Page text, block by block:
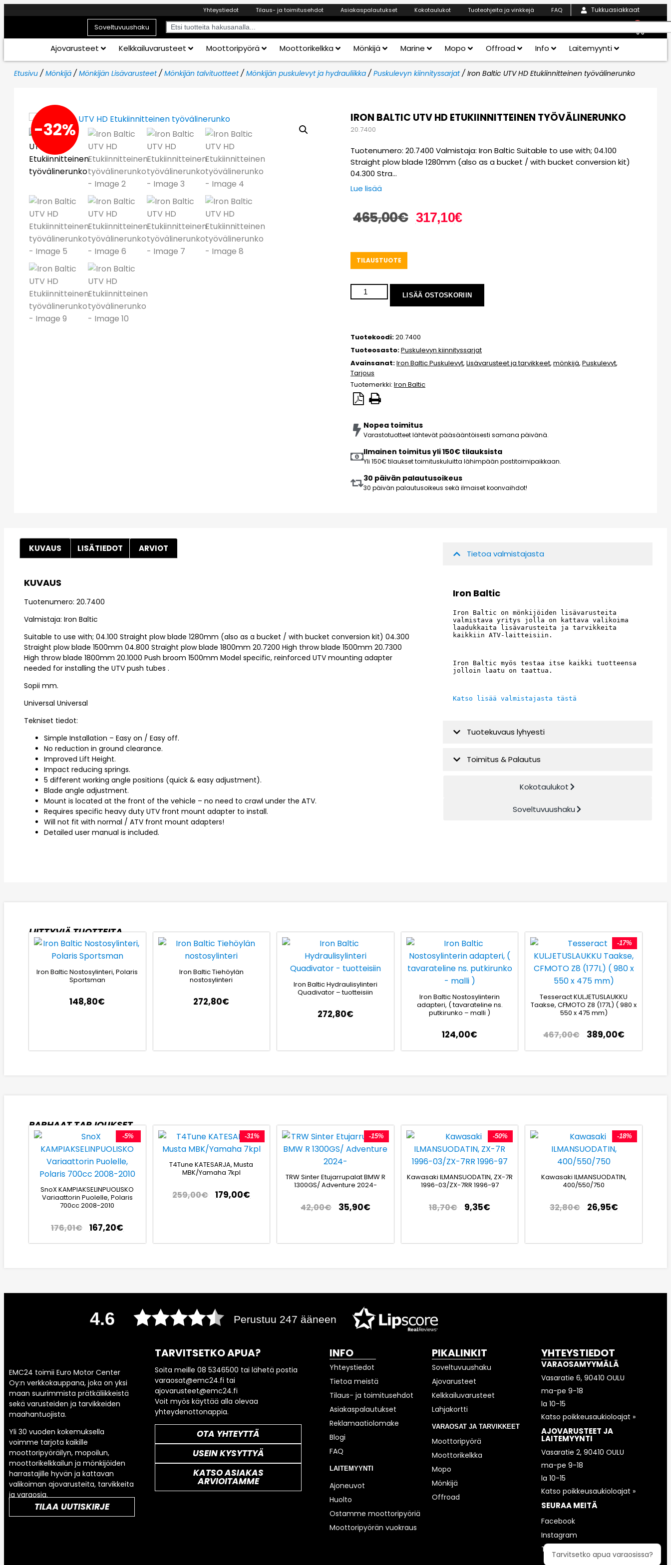
Yhteystiedot Tilaus- ja toimitusehdot Asiakaspalautukset Kokotaulukot Tuoteohjeita ja vinkkejä FAQ Tukkuasiakkaat
Soveltuvuushaku 0
Ajovarusteet Kelkkailuvarusteet Moottoripyörä Moottorikelkka Mönkijä Marine Mopo Offroad Info Laitemyynti
Etusivu / Mönkijä / Mönkijän Lisävarusteet/ Mönkijän talvituotteet/ Mönkijän puskulevyt ja hydrauliikka / Puskulevyn kiinnityssarjat/ Iron Baltic UTV HD Etukiinnitteinen työvälinerunko
-32%
IRON BALTIC UTV HD ETUKIINNITTEINEN TYÖVÄLINERUNKO
20.7400
Tuotenumero: 20.7400 Valmistaja: Iron Baltic Suitable to use with; 04.100
Straight plow blade 1280mm (also as a bucket / with bucket conversion kit)
04.300 Stra…
Lue lisää
465,00€ 317,10€
TILAUSTUOTE
LISÄÄ OSTOSKORIIN
Tuotekoodi:20.7400
Tuoteosasto:Puskulevyn kiinnityssarjat
Avainsanat:Iron Baltic Puskulevyt, Lisävarusteet ja tarvikkeet, mönkijä, Puskulevyt,
Tarjous
Tuotemerkki: Iron Baltic
Nopea toimitus
Varastotuotteet lähtevät pääsääntöisesti samana päivänä.
Ilmainen toimitus yli 150€ tilauksista
Yli 150€ tilaukset toimituskuluitta lähimpään postitoimipaikkaan.
30 päivän palautusoikeus
30 päivän palautusoikeus sekä ilmaiset koonvaihdot!
KUVAUS LISÄTIEDOT ARVIOT
KUVAUS
Tuotenumero: 20.7400
Valmistaja: Iron Baltic
Suitable to use with; 04.100 Straight plow blade 1280mm (also as a bucket / with bucket conversion kit) 04.300
Straight plow blade 1500mm 04.800 Straight plow blade 1800mm 20.7200 High throw blade 1500mm 20.7300
High throw blade 1800mm 20.1000 Push broom 1500mm Model specific, reinforced UTV mounting adapter
needed for installing the UTV push tubes .
Sopii mm.
Universal Universal
Tekniset tiedot:
Simple Installation – Easy on / Easy off.
No reduction in ground clearance.
Improved Lift Height.
Impact reducing springs.
5 different working angle positions (quick & easy adjustment).
Blade angle adjustment.
Mount is located at the front of the vehicle – no need to crawl under the ATV.
Requires specific heavy duty UTV front mount adapter to install.
Will not fit with normal / ATV front mount adapters!
Detailed user manual is included.
Tietoa valmistajasta
Iron Baltic
Iron Baltic on mönkijöiden lisävarusteita
valmistava yritys jolla on kattava valikoima
laadukkaita lisävarusteita ja tarvikkeita
kaikkiin ATV-laitteisiin.
Iron Baltic myös testaa itse kaikki tuotteensa
jolloin laatu on taattua.
Katso lisää valmistajasta tästä
Tuotekuvaus lyhyesti
Toimitus & Palautus
Kokotaulukot
Soveltuvuushaku
LIITTYVIÄ TUOTTEITA
Iron Baltic Nostosylinteri, Polaris
Sportsman
148,80€
Iron Baltic Tiehöylän
nostosylinteri
272,80€
Iron Baltic Hydraulisylinteri
Quadivator – tuotteisiin
272,80€
Iron Baltic Nostosylinterin
adapteri, ( tavarateline ns.
putkirunko – malli )
124,00€
-17%
Tesseract KULJETUSLAUKKU
Taakse, CFMOTO Z8 (177L) ( 980 x
550 x 475 mm)
467,00€ 389,00€
PARHAAT TARJOUKSET
-5%
SnoX KAMPIAKSELINPUOLISKO
Variaattorin Puolelle, Polaris
700cc 2008-2010
176,01€ 167,20€
-31%
T4Tune KATESARJA, Musta
MBK/Yamaha 7kpl
259,00€ 179,00€
-15%
TRW Sinter Etujarrupalat BMW R
1300GS/ Adventure 2024-
42,00€ 35,90€
-50%
Kawasaki ILMANSUODATIN, ZX-7R
1996-03/ZX-7RR 1996-97
18,70€ 9,35€
-18%
Kawasaki ILMANSUODATIN,
400/550/750
32,80€ 26,95€
4.6 Perustuu 247 ääneen
EMC24 toimii Euro Motor Center
Oy:n verkkokauppana, joka on yksi
maan suurimmista prätkäliikkeistä
sekä varusteiden ja tarvikkeiden
maahantuojista.
Yli 30 vuoden kokemuksella
voimme tarjota kaikille
moottoripyöräilyn, mopoilun,
moottorikelkkailun ja mönkijöiden
harrastajille hyvän ja kattavan
valikoiman ajovarusteita, tarvikkeita
ja varaosia.
TILAA UUTISKIRJE
TARVITSETKO APUA?
Soita meille 08 5346500 tai lähetä postia
varaosat@emc24.fi tai
ajovarusteet@emc24.fi
Voit myös käyttää alla olevaa
yhteydenottonappia.
OTA YHTEYTTÄ
USEIN KYSYTTYÄ
KATSO ASIAKAS
ARVIOITAMME
INFO
Yhteystiedot
Tietoa meistä
Tilaus- ja toimitusehdot
Asiakaspalautukset
Reklamaatiolomake
Blogi
FAQ
LAITEMYYNTI
Ajoneuvot
Huolto
Ostamme moottoripyöriä
Moottoripyörän vuokraus
PIKALINKIT
Soveltuvuushaku
Ajovarusteet
Kelkkailuvarusteet
Lahjakortti
VARAOSAT JA TARVIKKEET
Moottoripyörä
Moottorikelkka
Mopo
Mönkijä
Offroad
YHTEYSTIEDOT
VARAOSAMYYMÄLÄ
Vasaratie 6, 90410 OULU
ma-pe 9-18
la 10-15
Katso poikkeusaukioloajat »
AJOVARUSTEET JA
LAITEMYYNTI
Vasaratie 2, 90410 OULU
ma-pe 9-18
la 10-15
Katso poikkeusaukioloajat »
SEURAA MEITÄ
Facebook
Instagram
TikTok
Tarvitsetko apua varaosissa?